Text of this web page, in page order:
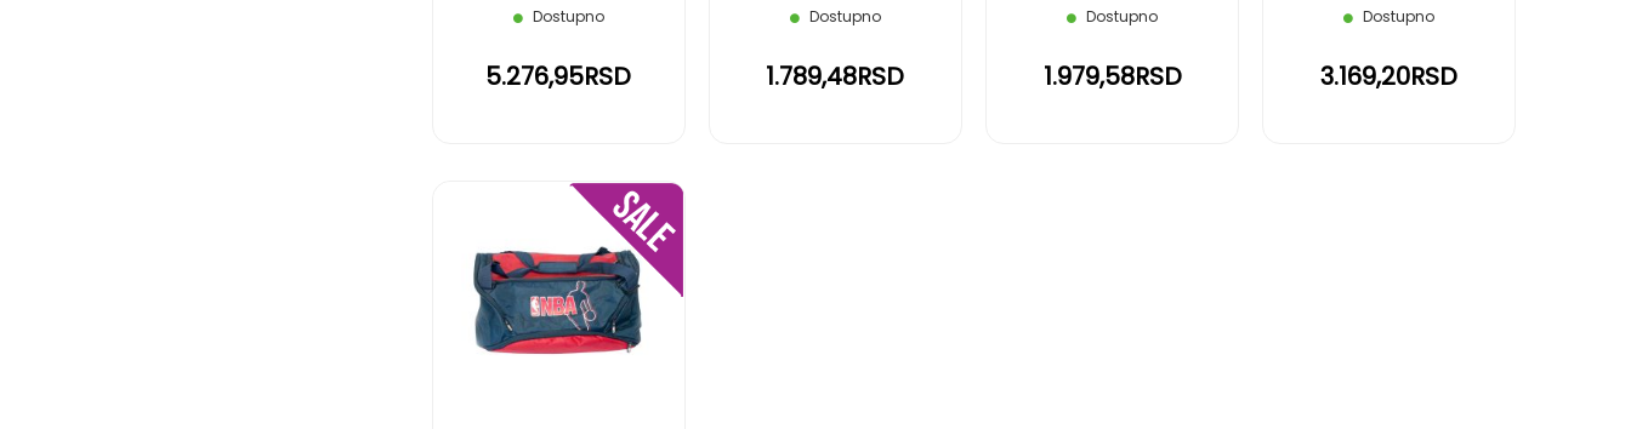
Dostupno
5.276,95RSD
Dostupno
1.789,48RSD
Dostupno
1.979,58RSD
Dostupno
3.169,20RSD
DODAJ
NA